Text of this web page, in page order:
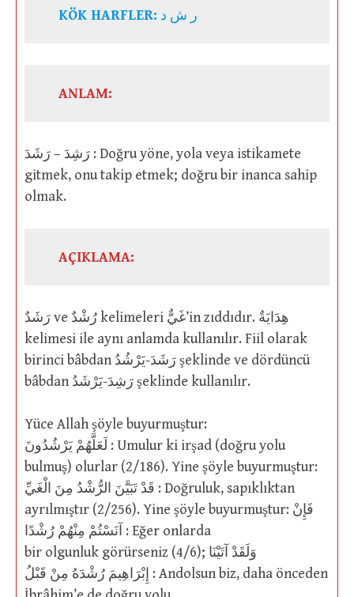
KÖK HARFLER: ر ش د
ANLAM:
رَشِدَ – رَشَدَ : Doğru yöne, yola veya istikamete
gitmek, onu takip etmek; doğru bir inanca sahip
olmak.
AÇIKLAMA:
رَشَدٌ ve رُشْدٌ kelimeleri غَيٌّ’in zıddıdır. هِدَايَةٌ
kelimesi ile aynı anlamda kullanılır. Fiil olarak
birinci bâbdan رَشَدَ-يَرْشُدُ şeklinde ve dördüncü
bâbdan رَشِدَ-يَرْشَدُ şeklinde kullanılır.
Yüce Allah şöyle buyurmuştur:
لَعَلَّهُمْ يَرْشُدُونَ : Umulur ki irşad (doğru yolu
bulmuş) olurlar (2/186). Yine şöyle buyurmuştur:
قَدْ تَبَيَّنَ الرُّشْدُ مِنَ الْغَيِّ : Doğruluk, sapıklıktan
ayrılmıştır (2/256). Yine şöyle buyurmuştur: فَإِنْ
آنَسْتُمْ مِنْهُمْ رُشْدًا : Eğer onlarda
bir olgunluk görürseniz (4/6); وَلَقَدْ آتَيْنَا
إِبْرَاهِيمَ رُشْدَهُ مِنْ قَبْلُ : Andolsun biz, daha önceden